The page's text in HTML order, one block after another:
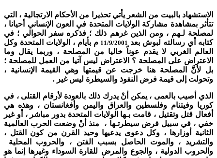
الاستشهاد بالبيت من الشعر يأتي تحذيرا من الأحكام الارتجالية ، التي
تتأثر بمشاهدة مشاركة الولايات المتحدة في العون الإنساني أحيانا ،
لمصلحة لـهم ، ومن الذين غرهم ذلك ؛ فذكره سفر الحوالي ؛ في
كتابه أي رسالته لبوش بعد 11/9/2001 م بأيام ، الولايات المتحدة وكل
العالم الغربي لا يقدم عوناً خاليا من المصلحة ، وربما يقال وما
الاعتراض على المصلحة ؟ الاعتراض ليس آتيا من العمل للمصلحة ؛
بل لأنَّ المصلحة هنا خرجت عن قيمتها وهي القيمة الإنسانية ،
وتحولت إلى قيمة فرض النفوذ والسيطرة ليس غير .
الذي أصيب بالعمى ، يمكن أنْ يدرك ذلك بالعودة لأرقام القتلى ، في
كوريا وفيتنام وفلسطين والعراق واليمن وأفغانستان ، وهذه هي
أفعال قتل وتقتيل ، قامت بـها الولايات المتحدة بدور مباشر ، أو غير
خفي ، في سبيل فرض سيطرتـها ، منذ أنْ وضعت الحرب العالمية
الثانية أوزارها ، وكل دعوى يدعيها وحيد القرن من كون القتل ،
والتشريد ، والموت الحاصل بسبب الفتن ، والحروب المحلية
والحروب الدولية ، والجوع والمرض للقارة السوداء وغيرها إنما هو